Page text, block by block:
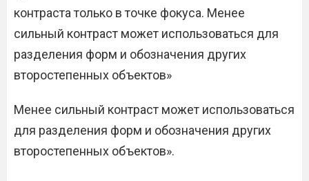
контраста только в точке фокуса. Менее
сильный контраст может использоваться для
разделения форм и обозначения других
второстепенных объектов»
Менее сильный контраст может использоваться
для разделения форм и обозначения других
второстепенных объектов».